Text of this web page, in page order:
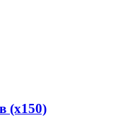
(х150)